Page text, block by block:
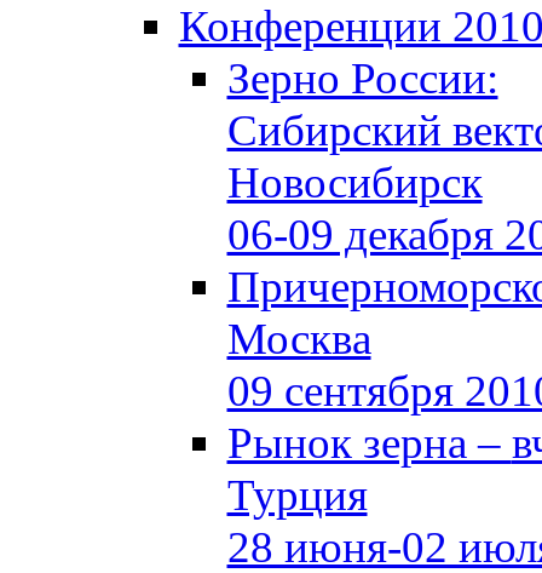
Конференции
Зерно России:
Сибирский
Новосибирск
06-09 декабря
Москва
09 сентября
Рынок зерна –
Турция
28 июня-02